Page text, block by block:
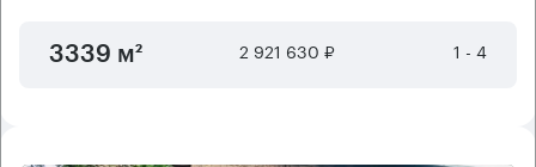
3339 м² 2 921 630 ₽ 1 - 4